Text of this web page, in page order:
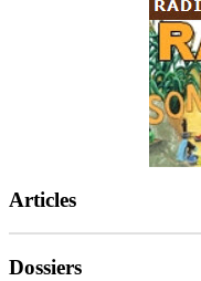
Articles
Dossiers